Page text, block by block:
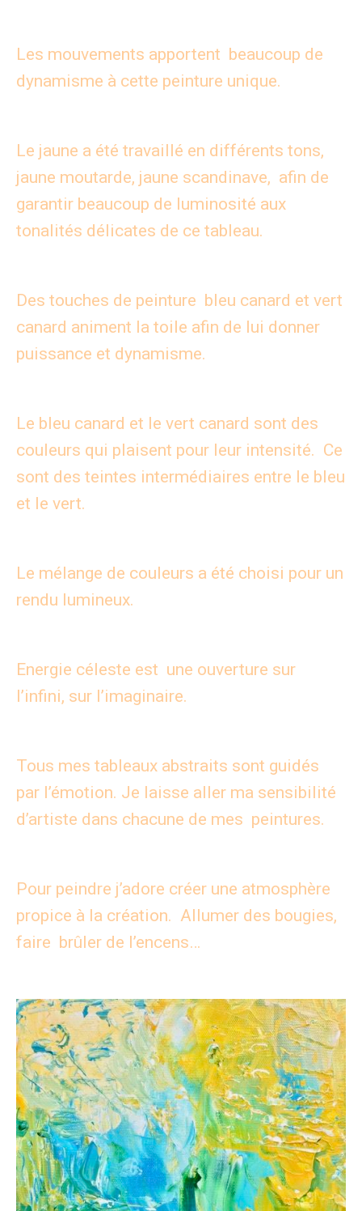
Les mouvements apportent beaucoup de
dynamisme à cette peinture unique.
Le jaune a été travaillé en différents tons,
jaune moutarde, jaune scandinave, afin de
garantir beaucoup de luminosité aux
tonalités délicates de ce tableau.
Des touches de peinture bleu canard et vert
canard animent la toile afin de lui donner
puissance et dynamisme.
Le bleu canard et le vert canard sont des
couleurs qui plaisent pour leur intensité. Ce
sont des teintes intermédiaires entre le bleu
et le vert.
Le mélange de couleurs a été choisi pour un
rendu lumineux.
Energie céleste est une ouverture sur
l’infini, sur l’imaginaire.
Tous mes tableaux abstraits sont guidés
par l’émotion. Je laisse aller ma sensibilité
d’artiste dans chacune de mes peintures.
Pour peindre j’adore créer une atmosphère
propice à la création. Allumer des bougies,
faire brûler de l’encens…